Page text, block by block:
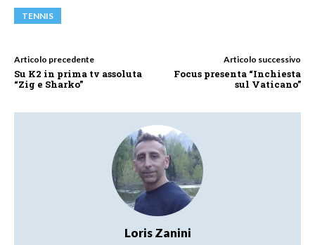
TENNIS
Articolo precedente
Su K2 in prima tv assoluta
“Zig e Sharko”
Articolo successivo
Focus presenta “Inchiesta
sul Vaticano”
Loris Zanini